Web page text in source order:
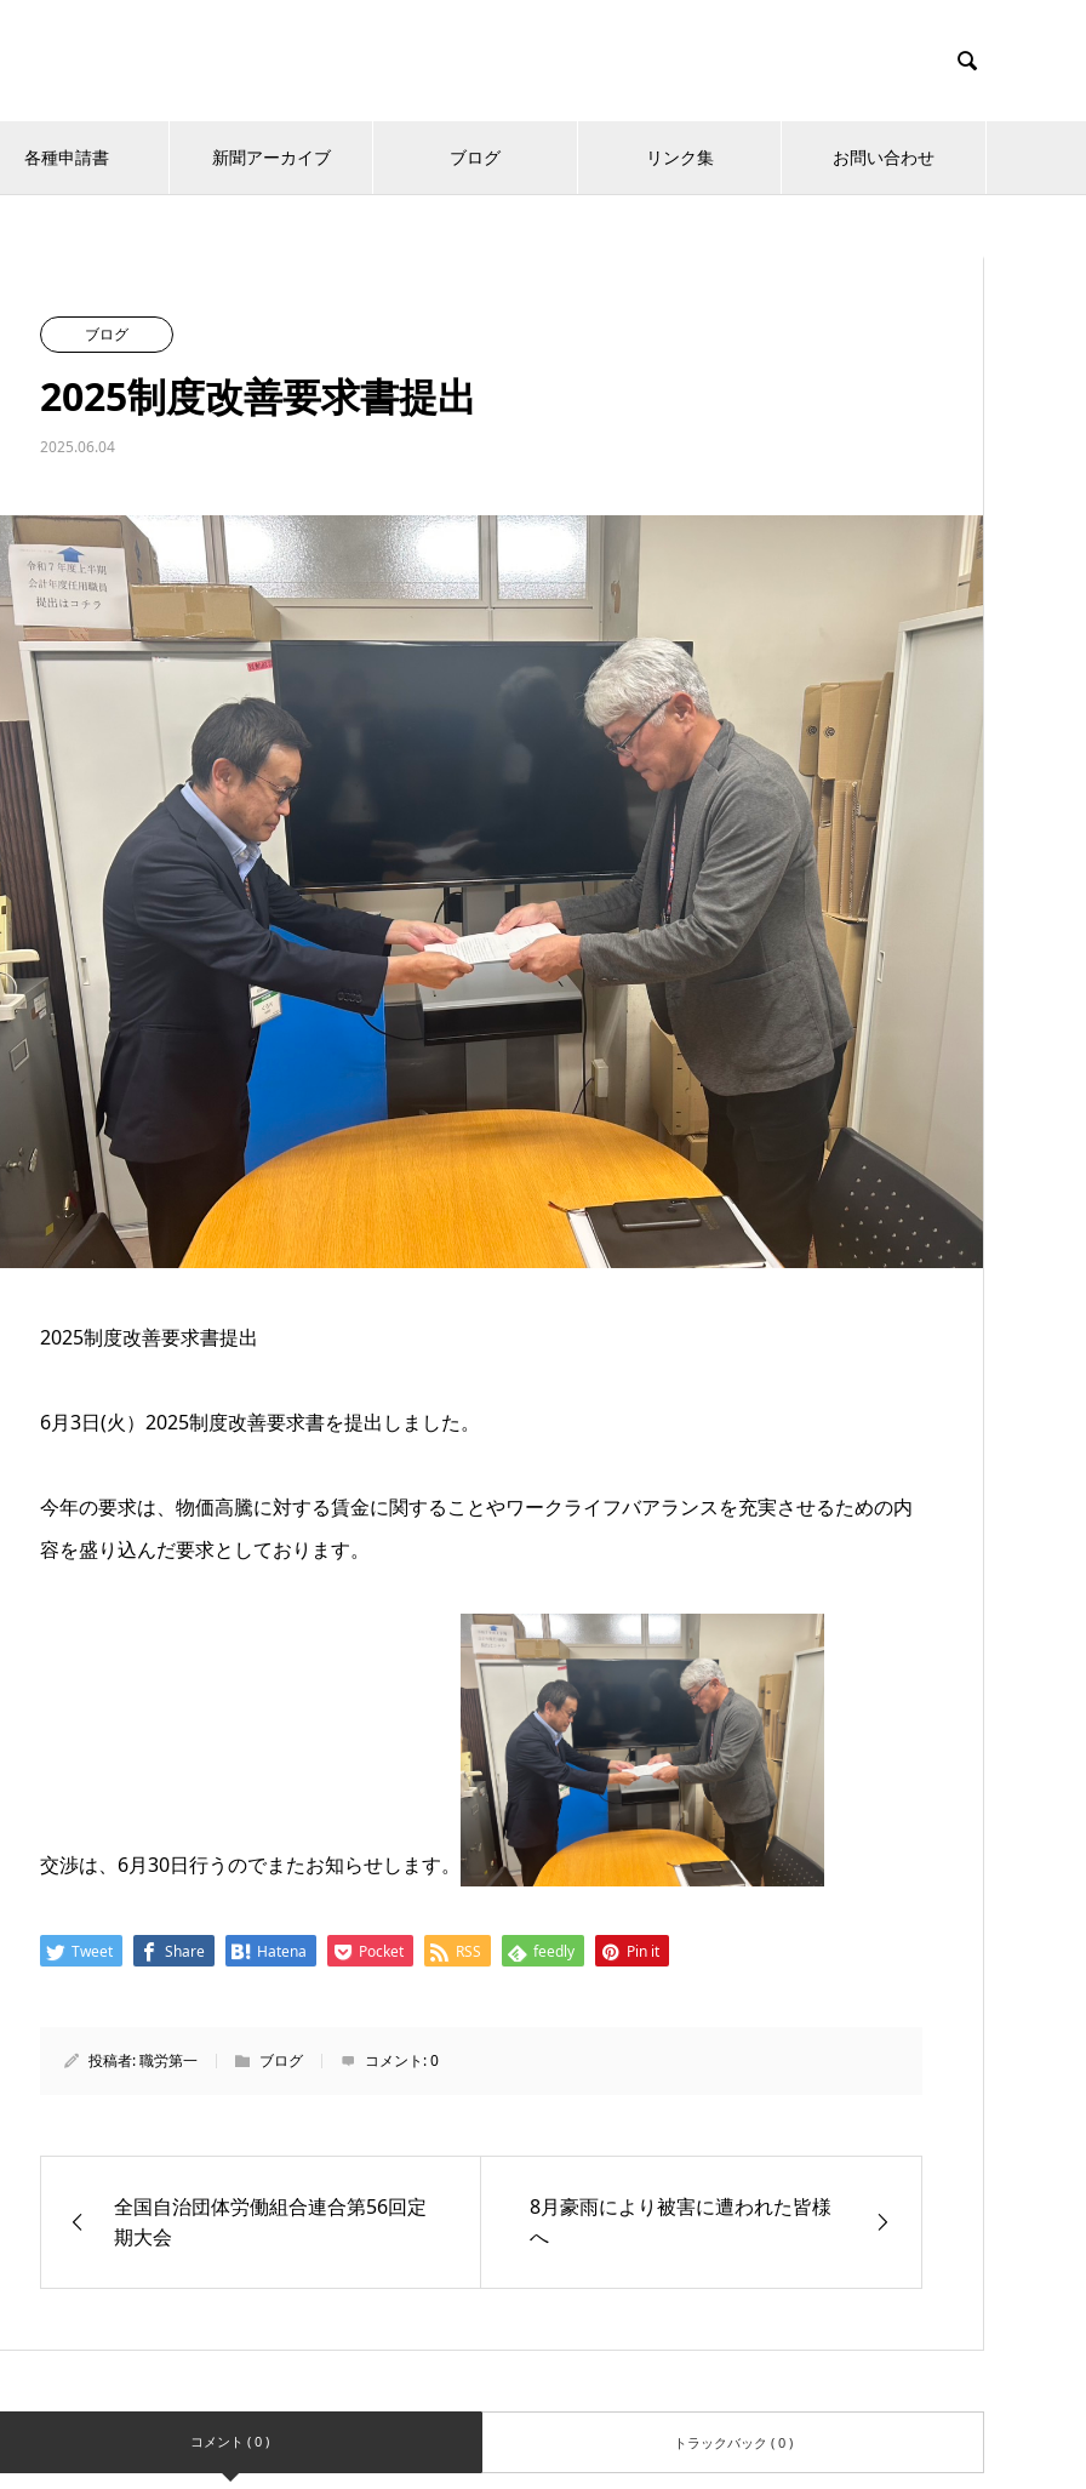

各種申請書 新聞アーカイブ ブログ リンク集 お問い合わせ
ブログ
2025制度改善要求書提出
2025.06.04
2025制度改善要求書提出
6月3日(火）2025制度改善要求書を提出しました。
今年の要求は、物価高騰に対する賃金に関することやワークライフバアランスを充実させるための内
容を盛り込んだ要求としております。
交渉は、6月30日行うのでまたお知らせします。
Tweet Share Hatena Pocket RSS feedly Pin it
投稿者:職労第一 ブログ コメント:0
全国自治団体労働組合連合第56回定
期大会
8月豪雨により被害に遭われた皆様
へ
コメント ( 0 ) トラックバック ( 0 )